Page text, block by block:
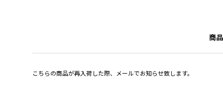
商
こちらの商品が再入荷した際、メールでお知らせ致します。